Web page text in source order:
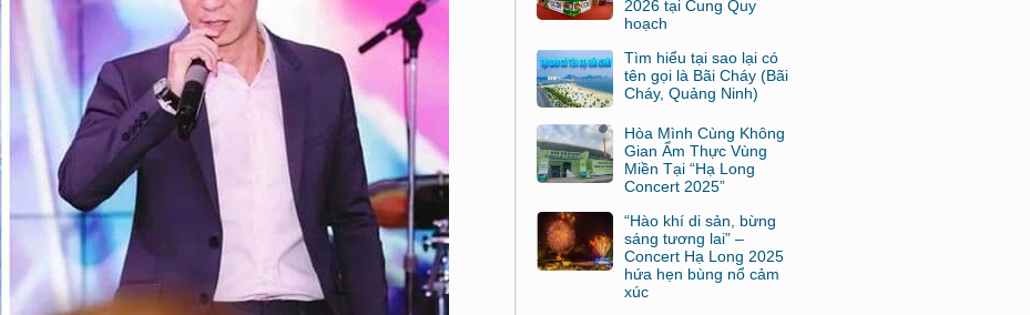
2026 tại Cung Quy
hoạch
Tìm hiểu tại sao lại có
tên gọi là Bãi Cháy (Bãi
Cháy, Quảng Ninh)
Hòa Mình Cùng Không
Gian Ẩm Thực Vùng
Miền Tại “Hạ Long
Concert 2025”
“Hào khí di sản, bừng
sáng tương lai” –
Concert Hạ Long 2025
hứa hẹn bùng nổ cảm
xúc